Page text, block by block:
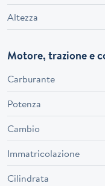
Altezza
Motore, trazione e
Carburante
Potenza
Cambio
Immatricolazione
Cilindrata